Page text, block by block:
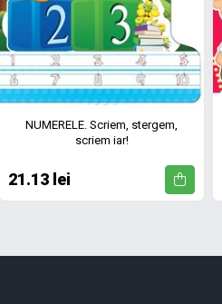
NUMERELE. Scriem, stergem,
scriem iar!
21.13 lei